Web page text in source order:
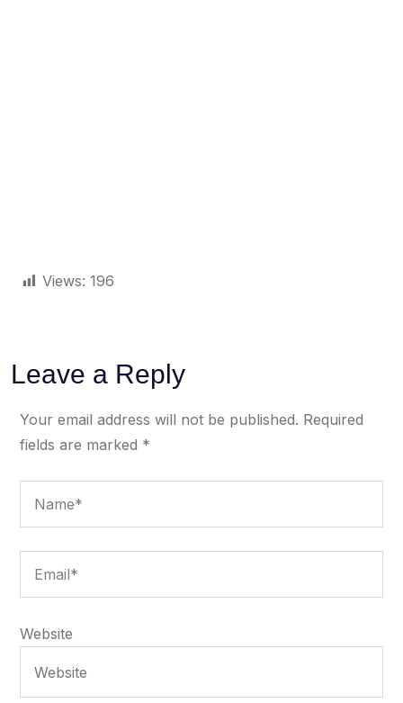
Views: 196
Leave a Reply
Your email address will not be published. Required
fields are marked *
Website